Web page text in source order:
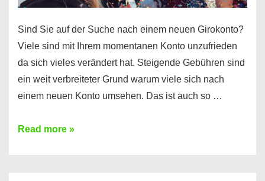
Sind Sie auf der Suche nach einem neuen Girokonto?
Viele sind mit Ihrem momentanen Konto unzufrieden
da sich vieles verändert hat. Steigende Gebühren sind
ein weit verbreiteter Grund warum viele sich nach
einem neuen Konto umsehen. Das ist auch so …
Konto
Read more »